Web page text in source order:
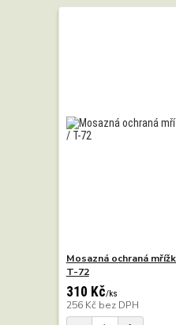
Mosazná ochraná
T-72
310 Kč/ks
256 Kč bez DPH